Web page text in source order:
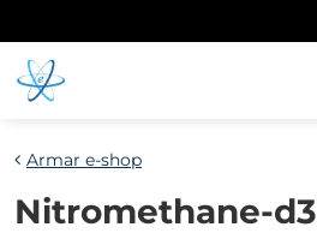
Armar e-shop
Nitromethane-d3